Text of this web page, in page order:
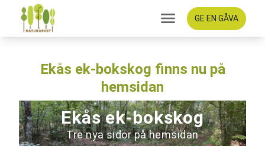
GE EN GÅVA
Ekås ek-bokskog finns nu på
hemsidan
Ekås ek-bokskog
Tre nya sidor på hemsidan